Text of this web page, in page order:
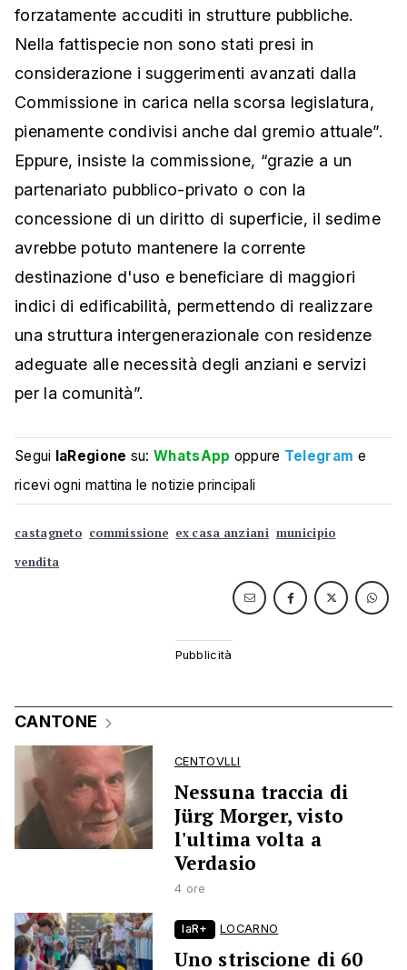
forzatamente accuditi in strutture pubbliche.
Nella fattispecie non sono stati presi in
considerazione i suggerimenti avanzati dalla
Commissione in carica nella scorsa legislatura,
pienamente condivisi anche dal gremio attuale”.
Eppure, insiste la commissione, “grazie a un
partenariato pubblico-privato o con la
concessione di un diritto di superficie, il sedime
avrebbe potuto mantenere la corrente
destinazione d'uso e beneficiare di maggiori
indici di edificabilità, permettendo di realizzare
una struttura intergenerazionale con residenze
adeguate alle necessità degli anziani e servizi
per la comunità”.
Segui laRegione su:WhatsApp oppure Telegram e
ricevi ogni mattina le notizie principali
castagneto commissione ex casa anziani municipio
vendita
CANTONE
CENTOVLLI
Nessuna traccia di
Jürg Morger, visto
l'ultima volta a
Verdasio
4 ore
laR+ LOCARNO
Uno striscione di 60